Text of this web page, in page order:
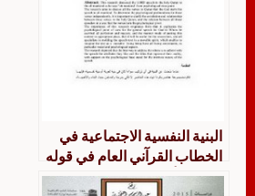
البنية النفسية الاجتماعية في
الخطاب القرآني العام في قوله
تعالى يا أيهاالناس